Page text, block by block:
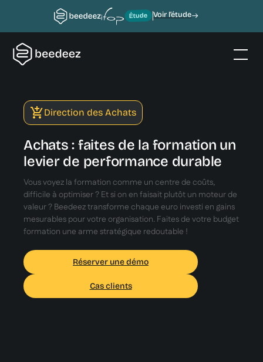
Voir l’étude
Direction des Achats
Achats : faites de la formation un
levier de performance durable
Vous voyez la formation comme un centre de coûts,
difficile à optimiser ? Et si on en faisait plutôt un moteur de
valeur ? Beedeez transforme chaque euro investi en gains
mesurables pour votre organisation. Faites de votre budget
formation une arme stratégique redoutable !
Réserver une démo
Cas clients